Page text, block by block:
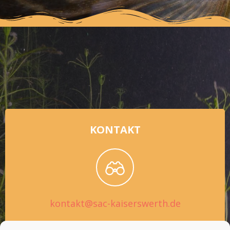
KONTAKT
kontakt@sac-kaiserswerth.de